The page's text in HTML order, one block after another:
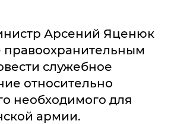
Арсений Яценюк
правоохранительным
служебное
относительно
необходимого для
армии.